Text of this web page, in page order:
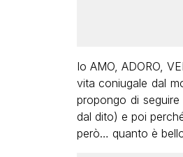
Io AMO, ADORO,
vita coniugale dal
propongo di seguire
dal dito) e poi
però… quanto è